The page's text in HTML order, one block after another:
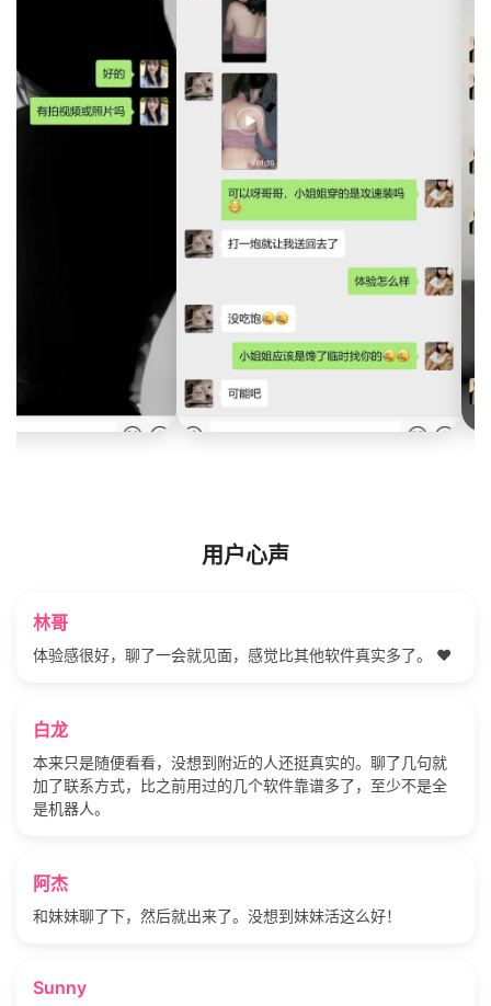
用户心声
林哥
体验感很好，聊了一会就见面，感觉比其他软件真实多了。 ❤️
白龙
本来只是随便看看，没想到附近的人还挺真实的。聊了几句就
加了联系方式，比之前用过的几个软件靠谱多了，至少不是全
是机器人。
阿杰
和妹妹聊了下，然后就出来了。没想到妹妹活这么好！
Sunny